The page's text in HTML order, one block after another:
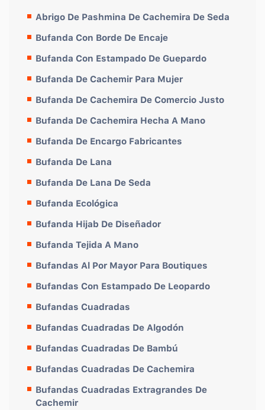
Abrigo De Pashmina De Cachemira De Seda
Bufanda Con Borde De Encaje
Bufanda Con Estampado De Guepardo
Bufanda De Cachemir Para Mujer
Bufanda De Cachemira De Comercio Justo
Bufanda De Cachemira Hecha A Mano
Bufanda De Encargo Fabricantes
Bufanda De Lana
Bufanda De Lana De Seda
Bufanda Ecológica
Bufanda Hijab De Diseñador
Bufanda Tejida A Mano
Bufandas Al Por Mayor Para Boutiques
Bufandas Con Estampado De Leopardo
Bufandas Cuadradas
Bufandas Cuadradas De Algodón
Bufandas Cuadradas De Bambú
Bufandas Cuadradas De Cachemira
Bufandas Cuadradas Extragrandes De
Cachemir